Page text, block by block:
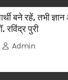
बने रहें, तभी
रविंद्र पुरी
Admin